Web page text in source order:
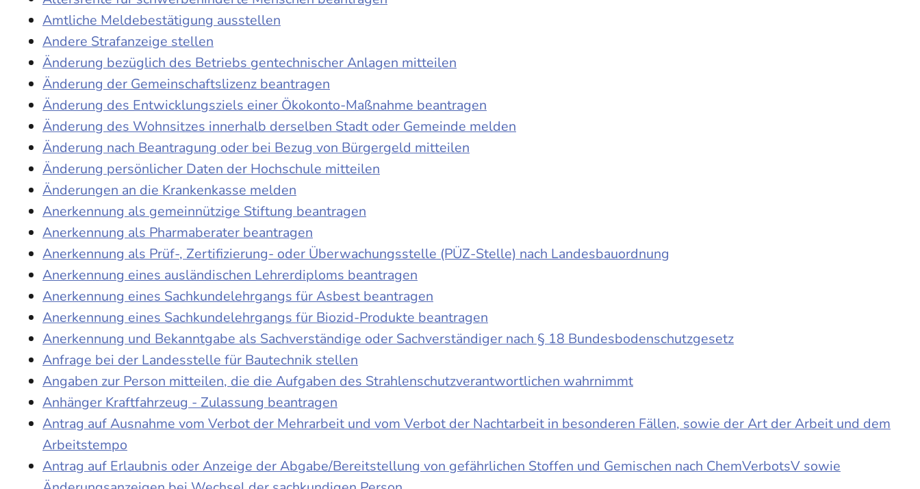
Amtliche Meldebestätigung ausstellen
Andere Strafanzeige stellen
Änderung bezüglich des Betriebs gentechnischer Anlagen mitteilen
Änderung der Gemeinschaftslizenz beantragen
Änderung des Entwicklungsziels einer Ökokonto-Maßnahme beantragen
Änderung des Wohnsitzes innerhalb derselben Stadt oder Gemeinde melden
Änderung nach Beantragung oder bei Bezug von Bürgergeld mitteilen
Änderung persönlicher Daten der Hochschule mitteilen
Änderungen an die Krankenkasse melden
Anerkennung als gemeinnützige Stiftung beantragen
Anerkennung als Pharmaberater beantragen
Anerkennung als Prüf-, Zertifizierung- oder Überwachungsstelle (PÜZ-Stelle) nach Landesbauordnung
Anerkennung eines ausländischen Lehrerdiploms beantragen
Anerkennung eines Sachkundelehrgangs für Asbest beantragen
Anerkennung eines Sachkundelehrgangs für Biozid-Produkte beantragen
Anerkennung und Bekanntgabe als Sachverständige oder Sachverständiger nach § 18 Bundesbodenschutzgesetz
Anfrage bei der Landesstelle für Bautechnik stellen
Angaben zur Person mitteilen, die die Aufgaben des Strahlenschutzverantwortlichen wahrnimmt
Anhänger Kraftfahrzeug - Zulassung beantragen
Antrag auf Ausnahme vom Verbot der Mehrarbeit und vom Verbot der Nachtarbeit in besonderen Fällen, sowie der Art der Arbeit und dem
Arbeitstempo
Antrag auf Erlaubnis oder Anzeige der Abgabe/Bereitstellung von gefährlichen Stoffen und Gemischen nach ChemVerbotsV sowie